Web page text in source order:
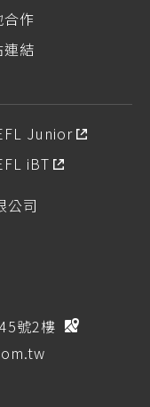
作
連結
Junior
iBT
公司
號2樓